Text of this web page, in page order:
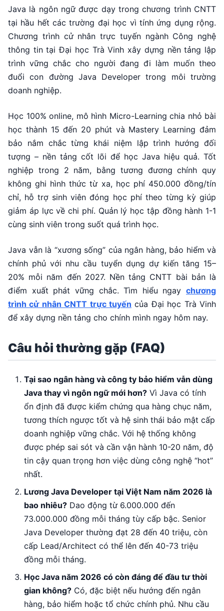
Java là ngôn ngữ được dạy trong chương trình CNTT
tại hầu hết các trường đại học vì tính ứng dụng rộng.
Chương trình cử nhân trực tuyến ngành Công nghệ
thông tin tại Đại học Trà Vinh xây dựng nền tảng lập
trình vững chắc cho người đang đi làm muốn theo
đuổi con đường Java Developer trong môi trường
doanh nghiệp.
Học 100% online, mô hình Micro-Learning chia nhỏ bài
học thành 15 đến 20 phút và Mastery Learning đảm
bảo nắm chắc từng khái niệm lập trình hướng đối
tượng – nền tảng cốt lõi để học Java hiệu quả. Tốt
nghiệp trong 2 năm, bằng tương đương chính quy
không ghi hình thức từ xa, học phí 450.000 đồng/tín
chỉ, hỗ trợ sinh viên đóng học phí theo từng kỳ giúp
giảm áp lực về chi phí. Quản lý học tập đồng hành 1-1
cùng sinh viên trong suốt quá trình học.
Java vẫn là “xương sống” của ngân hàng, bảo hiểm và
chính phủ với nhu cầu tuyển dụng dự kiến tăng 15–
20% mỗi năm đến 2027. Nền tảng CNTT bài bản là
điểm xuất phát vững chắc. Tìm hiểu ngay chương
trình cử nhân CNTT trực tuyến của Đại học Trà Vinh
để xây dựng nền tảng cho chính mình ngay hôm nay.
Câu hỏi thường gặp (FAQ)
Tại sao ngân hàng và công ty bảo hiểm vẫn dùng
Java thay vì ngôn ngữ mới hơn? Vì Java có tính
ổn định đã được kiểm chứng qua hàng chục năm,
tương thích ngược tốt và hệ sinh thái bảo mật cấp
doanh nghiệp vững chắc. Với hệ thống không
được phép sai sót và cần vận hành 10-20 năm, độ
tin cậy quan trọng hơn việc dùng công nghệ “hot”
nhất.
Lương Java Developer tại Việt Nam năm 2026 là
bao nhiêu? Dao động từ 6.000.000 đến
73.000.000 đồng mỗi tháng tùy cấp bậc. Senior
Java Developer thường đạt 28 đến 40 triệu, còn
cấp Lead/Architect có thể lên đến 40-73 triệu
đồng mỗi tháng.
Học Java năm 2026 có còn đáng để đầu tư thời
gian không? Có, đặc biệt nếu hướng đến ngân
hàng, bảo hiểm hoặc tổ chức chính phủ. Nhu cầu